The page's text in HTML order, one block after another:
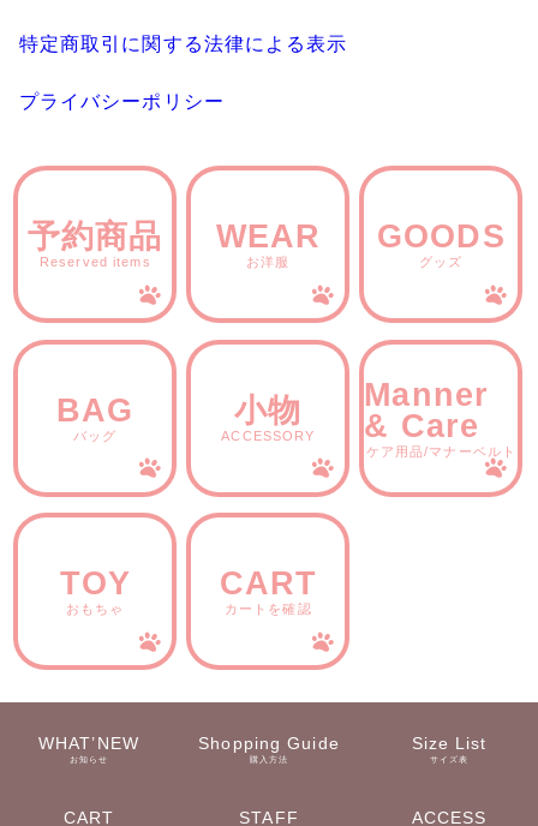
特定商取引に関する法律による表示
プライバシーポリシー
予約商品
Reserved items
WEAR
お洋服
GOODS
グッズ
BAG
バッグ
小物
ACCESSORY
Manner
& Care
ケア用品/マナーベルト
TOY
おもちゃ
CART
カートを確認
WHAT’NEW
お知らせ
Shopping Guide
購入方法
Size List
サイズ表
CART STAFF ACCESS